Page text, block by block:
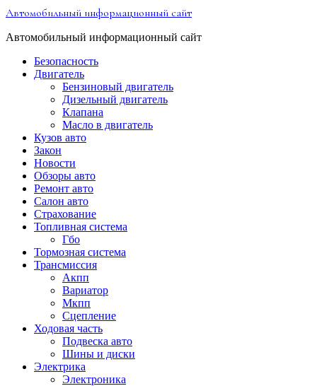
Перейти
содержимому
Автомобильный информационный сайт
Автомобильный информационный сайт
Безопасность
Двигатель
Бензиновый двигатель
Дизельный двигатель
Клапана
Масло в двигатель
Кузов авто
Закон
Новости
Обзоры авто
Ремонт авто
Салон авто
Страхование
Топливная система
Гбо
Тормозная система
Трансмиссия
Акпп
Вариатор
Мкпп
Сцепление
Ходовая часть
Подвеска авто
Шины и диски
Электрика
Электроника